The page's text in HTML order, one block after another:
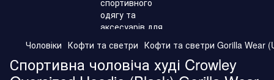
Чоловіки Кофти та светри Кофти та светри Gorilla Wear
Спортивна чоловіча худі Crowley